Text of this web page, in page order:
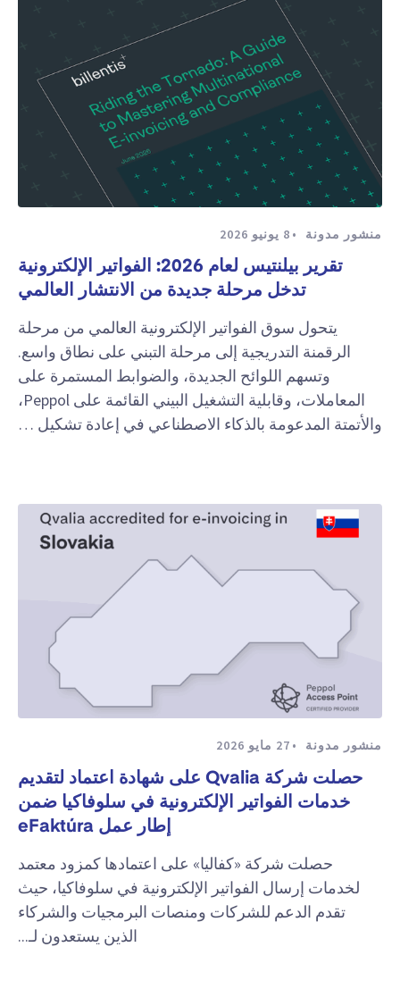
منشور مدونة 8 يونيو 2026
تقرير بيلنتيس لعام 2026: الفواتير الإلكترونية
تدخل مرحلة جديدة من الانتشار العالمي
يتحول سوق الفواتير الإلكترونية العالمي من مرحلة
الرقمنة التدريجية إلى مرحلة التبني على نطاق واسع.
وتسهم اللوائح الجديدة، والضوابط المستمرة على
المعاملات، وقابلية التشغيل البيني القائمة على Peppol،
والأتمتة المدعومة بالذكاء الاصطناعي في إعادة تشكيل …
منشور مدونة 27 مايو 2026
حصلت شركة Qvalia على شهادة اعتماد لتقديم
خدمات الفواتير الإلكترونية في سلوفاكيا ضمن
إطار عمل eFaktúra
حصلت شركة «كفاليا» على اعتمادها كمزود معتمد
لخدمات إرسال الفواتير الإلكترونية في سلوفاكيا، حيث
تقدم الدعم للشركات ومنصات البرمجيات والشركاء
الذين يستعدون لـ...